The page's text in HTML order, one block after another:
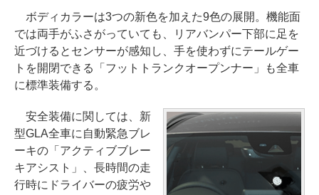
ボディカラーは3つの新色を加えた9色の展開。機能面
では両手がふさがっていても、リアバンパー下部に足を
近づけるとセンサーが感知し、手を使わずにテールゲー
トを開閉できる「フットトランクオープンナー」も全車
に標準装備する。
安全装備に関しては、新
型GLA全車に自動緊急ブレ
ーキの「アクティブブレー
キアシスト」、長時間の走
行時にドライバーの疲労や